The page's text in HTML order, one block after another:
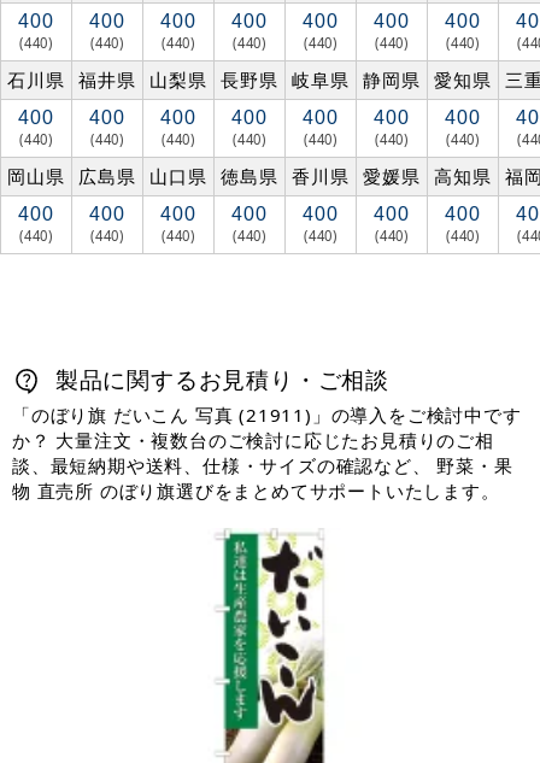
400
(440)
400
(440)
400
(440)
400
(440)
400
(440)
400
(440)
400
(440)
石川県 福井県 山梨県 長野県 岐阜県 静岡県 愛知県 三
400
(440)
400
(440)
400
(440)
400
(440)
400
(440)
400
(440)
400
(440)
岡山県 広島県 山口県 徳島県 香川県 愛媛県 高知県 福
400
(440)
400
(440)
400
(440)
400
(440)
400
(440)
400
(440)
400
(440)
製品に関するお見積り・ご相談
「のぼり旗 だいこん 写真 (21911)」の導入をご検討中です
か？ 大量注文・複数台のご検討に応じたお見積りのご相
談、最短納期や送料、仕様・サイズの確認など、 野菜・果
物 直売所 のぼり旗選びをまとめてサポートいたします。